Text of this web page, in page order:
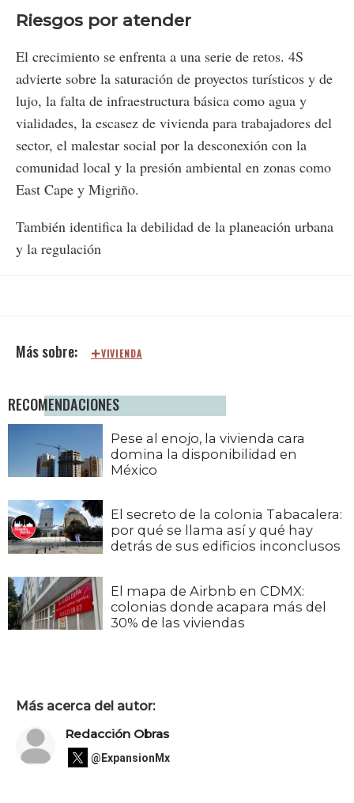
Riesgos por atender
El crecimiento se enfrenta a una serie de retos. 4S
advierte sobre la saturación de proyectos turísticos y de
lujo, la falta de infraestructura básica como agua y
vialidades, la escasez de vivienda para trabajadores del
sector, el malestar social por la desconexión con la
comunidad local y la presión ambiental en zonas como
East Cape y Migriño.
También identifica la debilidad de la planeación urbana
y la regulación
VIVIENDA
RECOMENDACIONES
Pese al enojo, la vivienda cara
domina la disponibilidad en
México
El secreto de la colonia Tabacalera:
por qué se llama así y qué hay
detrás de sus edificios inconclusos
El mapa de Airbnb en CDMX:
colonias donde acapara más del
30% de las viviendas
Más acerca del autor:
Redacción Obras
@ExpansionMx